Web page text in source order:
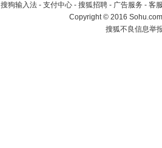
搜狗输入法 - 支付中心 - 搜狐招聘 - 广告服务 - 客
Copyright©2016
搜狐不良信息举